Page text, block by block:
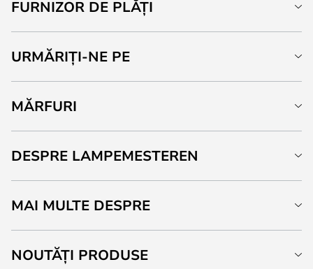
FURNIZOR DE PLĂȚI
URMĂRIȚI-NE PE
MĂRFURI
DESPRE LAMPEMESTEREN
MAI MULTE DESPRE
NOUTĂȚI PRODUSE